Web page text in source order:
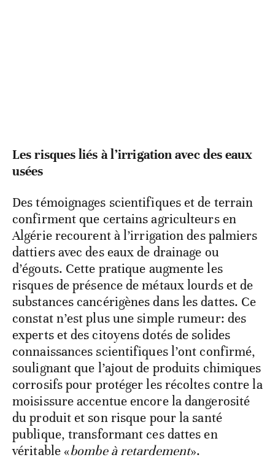
Les risques liés à l’irrigation avec des eaux
usées
Des témoignages scientifiques et de terrain
confirment que certains agriculteurs en
Algérie recourent à l’irrigation des palmiers
dattiers avec des eaux de drainage ou
d’égouts. Cette pratique augmente les
risques de présence de métaux lourds et de
substances cancérigènes dans les dattes. Ce
constat n’est plus une simple rumeur: des
experts et des citoyens dotés de solides
connaissances scientifiques l’ont confirmé,
soulignant que l’ajout de produits chimiques
corrosifs pour protéger les récoltes contre la
moisissure accentue encore la dangerosité
du produit et son risque pour la santé
publique, transformant ces dattes en
véritable «bombe à retardement».